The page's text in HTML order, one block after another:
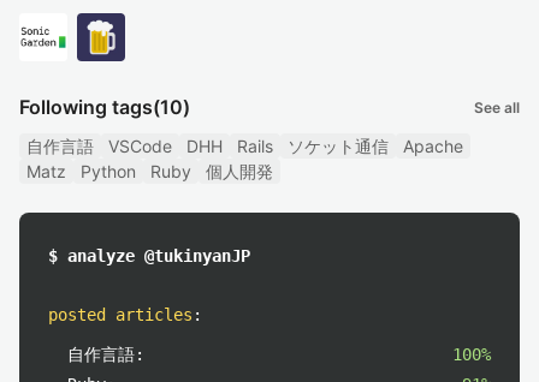
Following tags(10) See all
自作言語 VSCode DHH Rails ソケット通信
Apache
Matz
Python Ruby 個人開発
$ analyze @tukinyanJP
posted articles :
自作言語:
100%